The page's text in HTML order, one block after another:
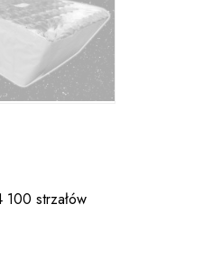
100 strzałów